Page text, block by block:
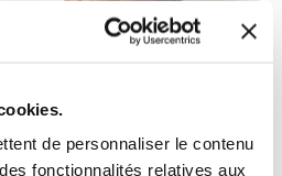
de personnaliser le contenu
fonctionnalités relatives aux
A COMMENCÉ
étudiants affiliés à l’IFES lors de